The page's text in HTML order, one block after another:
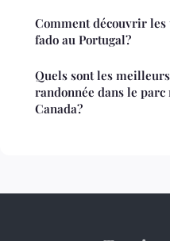
Comment découvrir
fado au Portugal?
Quels sont les
randonnée dans le
Canada?